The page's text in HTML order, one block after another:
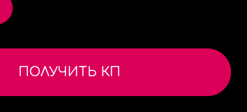
ПОЛУЧИТЬ КП